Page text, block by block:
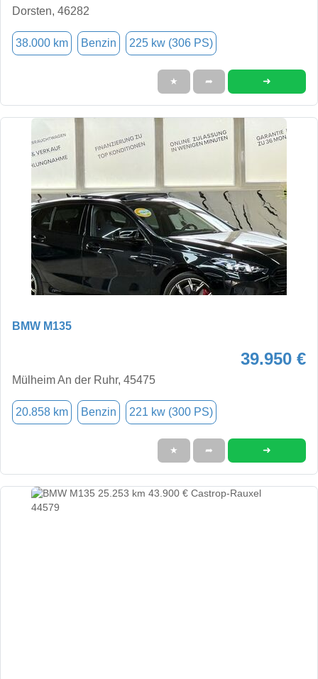
Dorsten, 46282
38.000 km Benzin 225 kw (306 PS)
★ ➦ ➜
BMW M135
39.950 €
Mülheim An der Ruhr, 45475
20.858 km Benzin 221 kw (300 PS)
★ ➦ ➜